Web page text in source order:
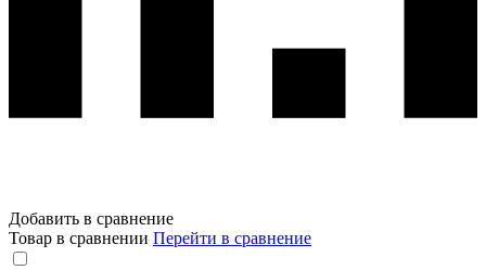
Добавить в сравнение
Товар в сравнении Перейти в сравнение